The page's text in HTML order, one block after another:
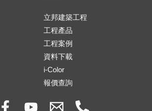
立邦建築工程
工程產品
工程案例
資料下載
i-Color
報價查詢